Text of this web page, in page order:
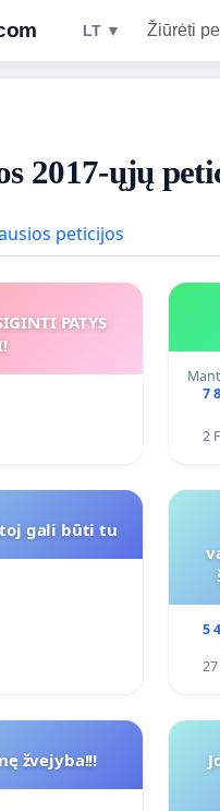
LT ▼ Žiūrėti
2017-ųjų
peticijos
PATYS
7
2
gali būti tu
5
žvejyba!!!